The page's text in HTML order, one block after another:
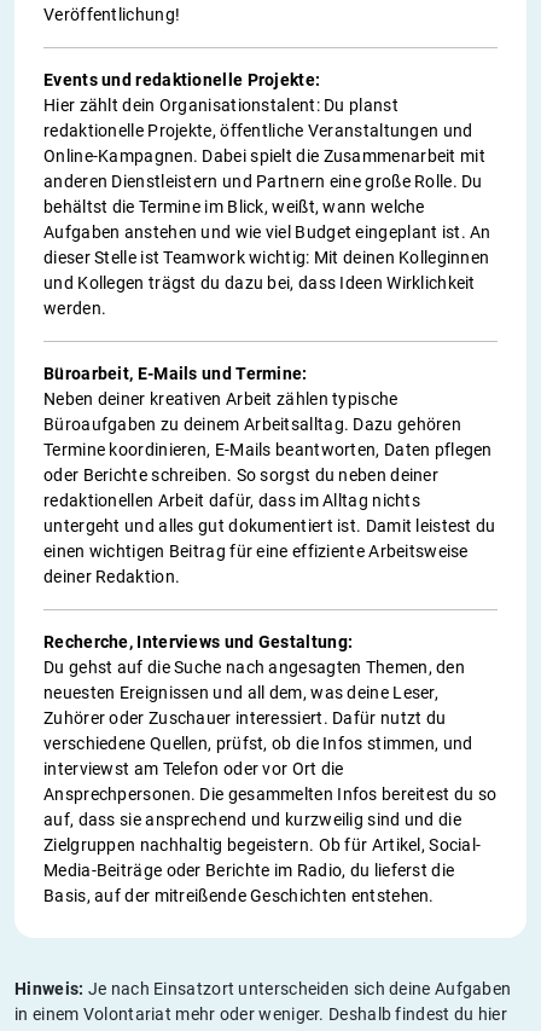
Veröffentlichung!
Events und redaktionelle Projekte:
Hier zählt dein Organisationstalent: Du planst
redaktionelle Projekte, öffentliche Veranstaltungen und
Online-Kampagnen. Dabei spielt die Zusammenarbeit mit
anderen Dienstleistern und Partnern eine große Rolle. Du
behältst die Termine im Blick, weißt, wann welche
Aufgaben anstehen und wie viel Budget eingeplant ist. An
dieser Stelle ist Teamwork wichtig: Mit deinen Kolleginnen
und Kollegen trägst du dazu bei, dass Ideen Wirklichkeit
werden.
Büroarbeit, E-Mails und Termine:
Neben deiner kreativen Arbeit zählen typische
Büroaufgaben zu deinem Arbeitsalltag. Dazu gehören
Termine koordinieren, E-Mails beantworten, Daten pflegen
oder Berichte schreiben. So sorgst du neben deiner
redaktionellen Arbeit dafür, dass im Alltag nichts
untergeht und alles gut dokumentiert ist. Damit leistest du
einen wichtigen Beitrag für eine effiziente Arbeitsweise
deiner Redaktion.
Recherche, Interviews und Gestaltung:
Du gehst auf die Suche nach angesagten Themen, den
neuesten Ereignissen und all dem, was deine Leser,
Zuhörer oder Zuschauer interessiert. Dafür nutzt du
verschiedene Quellen, prüfst, ob die Infos stimmen, und
interviewst am Telefon oder vor Ort die
Ansprechpersonen. Die gesammelten Infos bereitest du so
auf, dass sie ansprechend und kurzweilig sind und die
Zielgruppen nachhaltig begeistern. Ob für Artikel, Social-
Media-Beiträge oder Berichte im Radio, du lieferst die
Basis, auf der mitreißende Geschichten entstehen.
Hinweis: Je nach Einsatzort unterscheiden sich deine Aufgaben
in einem Volontariat mehr oder weniger. Deshalb findest du hier